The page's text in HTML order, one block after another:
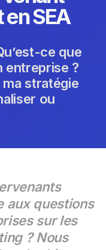
SEA
ce que
entreprise ?
ma stratégie
ou
aux questions
sur les
? Nous